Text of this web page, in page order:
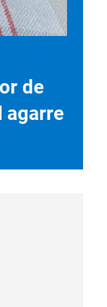
de
agarre